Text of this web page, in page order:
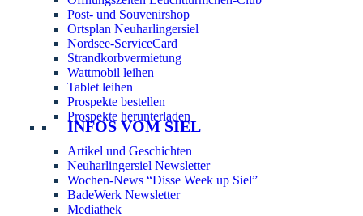
Post- und Souvenirshop
Ortsplan Neuharlingersiel
Nordsee-ServiceCard
Strandkorbvermietung
Wattmobil leihen
Tablet leihen
Prospekte bestellen
Prospekte herunterladen
INFOS VOM SIEL
Artikel und Geschichten
Neuharlingersiel Newsletter
Wochen-News “Disse Week up Siel”
BadeWerk Newsletter
Mediathek